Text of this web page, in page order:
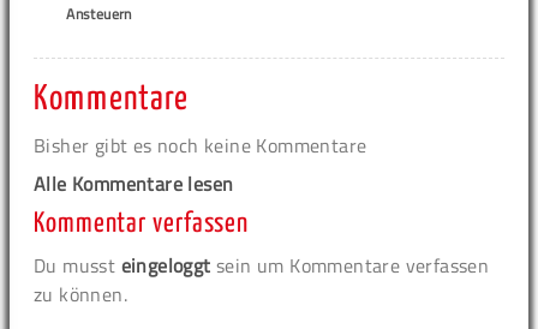
Ansteuern
Kommentare
Bisher gibt es noch keine Kommentare
Alle Kommentare lesen
Kommentar verfassen
Du musst eingeloggt sein um Kommentare verfassen
zu können.